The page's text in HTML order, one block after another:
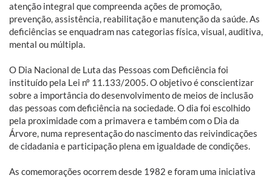
atenção integral que compreenda ações de promoção,
prevenção, assistência, reabilitação e manutenção da saúde. As
deficiências se enquadram nas categorias física, visual, auditiva,
mental ou múltipla.
O Dia Nacional de Luta das Pessoas com Deficiência foi
instituído pela Lei nº 11.133/2005. O objetivo é conscientizar
sobre a importância do desenvolvimento de meios de inclusão
das pessoas com deficiência na sociedade. O dia foi escolhido
pela proximidade com a primavera e também com o Dia da
Árvore, numa representação do nascimento das reivindicações
de cidadania e participação plena em igualdade de condições.
As comemorações ocorrem desde 1982 e foram uma iniciativa